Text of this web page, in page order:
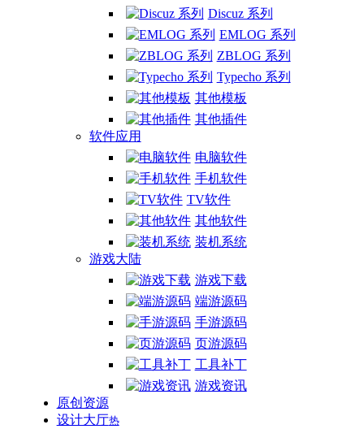
Discuz 系列
EMLOG 系列
ZBLOG 系列
Typecho 系列
其他模板
其他插件
软件应用
电脑软件
手机软件
TV软件
其他软件
装机系统
游戏大陆
游戏下载
端游源码
手游源码
页游源码
工具补丁
游戏资讯
原创资源
设计大厅热